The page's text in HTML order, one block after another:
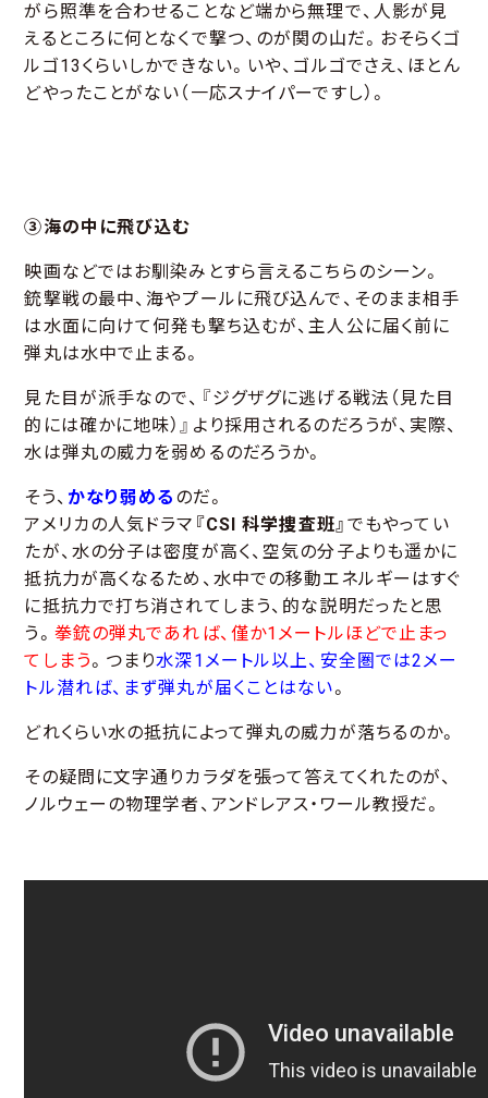
がら照準を合わせることなど端から無理で、人影が見
えるところに何となくで撃つ、のが関の山だ。おそらくゴ
ルゴ13くらいしかできない。いや、ゴルゴでさえ、ほとん
どやったことがない（一応スナイパーですし）。
③海の中に飛び込む
映画などではお馴染みとすら言えるこちらのシーン。
銃撃戦の最中、海やプールに飛び込んで、そのまま相手
は水面に向けて何発も撃ち込むが、主人公に届く前に
弾丸は水中で止まる。
見た目が派手なので、『ジグザグに逃げる戦法（見た目
的には確かに地味）』より採用されるのだろうが、実際、
水は弾丸の威力を弱めるのだろうか。
そう、 かなり弱める のだ。
アメリカの人気ドラマ 『CSI 科学捜査班』 でもやってい
たが、水の分子は密度が高く、空気の分子よりも遥かに
抵抗力が高くなるため、水中での移動エネルギーはすぐ
に抵抗力で打ち消されてしまう、的な説明だったと思
う。 拳銃の弾丸であれば、僅か1メートルほどで止まっ
てしまう。つまり水深1メートル以上、安全圏では2メー
トル潜れば、まず弾丸が届くことはない。
どれくらい水の抵抗によって弾丸の威力が落ちるのか。
その疑問に文字通りカラダを張って答えてくれたのが、
ノルウェーの物理学者、アンドレアス・ワール教授だ。